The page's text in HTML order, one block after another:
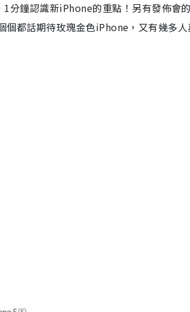
分鐘認識新iPhone的重點！另有發佈會
個都話期待玫瑰金色iPhone，又有幾多